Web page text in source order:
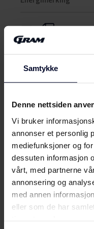
Samtykke
Denne nettsiden
Vi bruker
annonser et personlig
mediefunksjoner og
dessuten informasjon
vårt, med partnerne
annonsering og
med annen
eller som de har
Brukerveiledning